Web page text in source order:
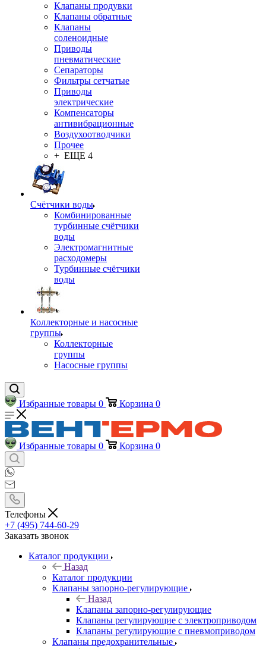
Клапаны продувки
Клапаны обратные
Клапаны
соленоидные
Приводы
пневматические
Сепараторы
Фильтры сетчатые
Приводы
электрические
Компенсаторы
антивибрационные
Воздухоотводчики
Прочее
+ ЕЩЕ 4
Счётчики воды
Комбинированные
турбинные счётчики
воды
Электромагнитные
расходомеры
Турбинные счётчики
воды
Коллекторные и насосные
группы
Коллекторные
группы
Насосные группы
Избранные товары 0 Корзина 0
Избранные товары 0 Корзина 0
Телефоны
+7 (495) 744-60-29
Заказать звонок
Каталог продукции
Назад
Каталог продукции
Клапаны запорно-регулирующие
Назад
Клапаны запорно-регулирующие
Клапаны регулирующие с электроприводом
Клапаны регулирующие с пневмоприводом
Клапаны предохранительные